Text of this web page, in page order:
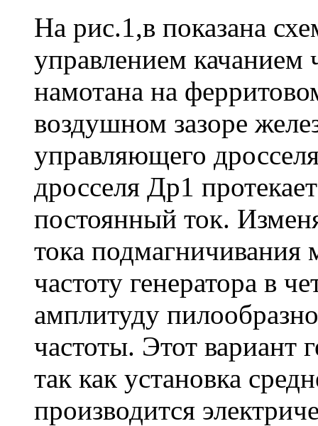
На рис.1,в показана
управлением качанием
намотана на
воздушном зазоре
управляющего
дросселя Др1
постоянный ток.
тока
частоту генератора в
амплитуду
частоты. Этот вариант
так как установка
производится